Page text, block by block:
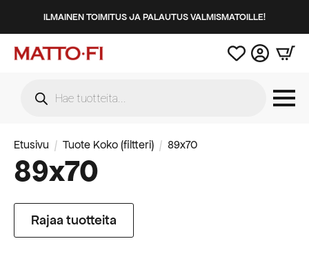
ILMAINEN TOIMITUS JA PALAUTUS VALMISMATOILLE!
search
Etusivu Tuote Koko (filtteri) 89x70
89x70
Rajaa tuotteita